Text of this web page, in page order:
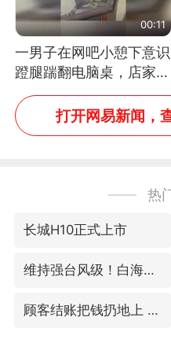
00:11
一男子在网吧小憩下意识
蹬腿踹翻电脑桌，店家3
台显示器与机械臂损坏
打开网易新闻，
热
长城H10正式上市
维持强台风级！白海豚直奔华东沿海
顾客结账把钱扔地上 服务员霸气扔回